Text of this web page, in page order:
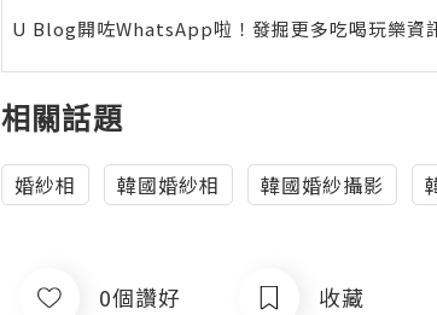
U Blog開咗WhatsApp啦！發掘更多吃喝玩樂資
相關話題
婚紗相 韓國婚紗相 韓國婚紗攝影
0個讚好 收藏